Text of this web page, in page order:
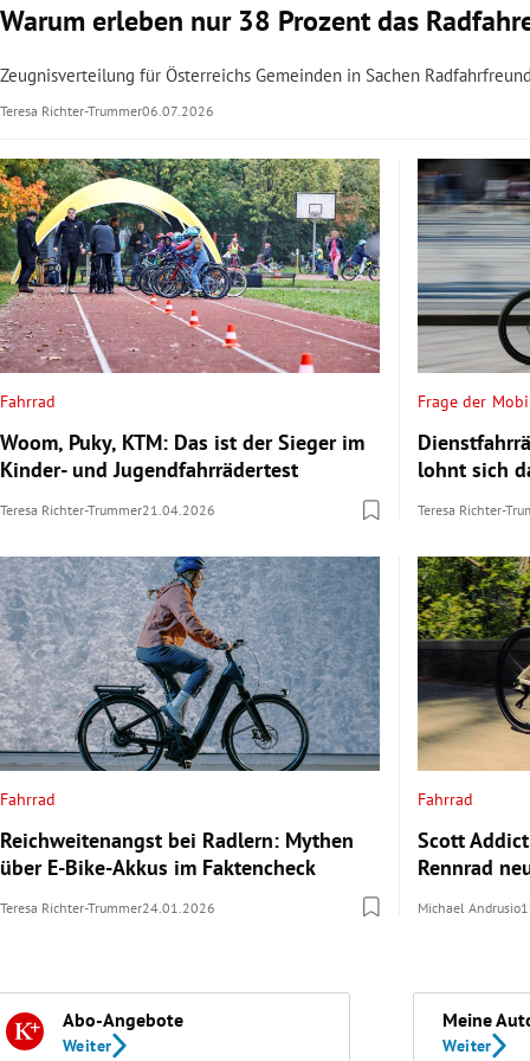
Warum erleben nur 38 Prozent das
Zeugnisverteilung für Österreichs Gemeinden in Sachen
Teresa Richter-Trummer06.07.2026
Fahrrad
Woom, Puky, KTM: Das ist der Sieger im
Kinder- und Jugendfahrrädertest
Teresa Richter-Trummer21.04.2026
Frage der
lohnt sich
Teresa Richter-
Fahrrad
Reichweitenangst bei Radlern: Mythen
über E-Bike-Akkus im Faktencheck
Teresa Richter-Trummer24.01.2026
Fahrrad
Scott
Rennrad
Michael Andrusio
Abo-Angebote
Weiter
Meine
Weiter